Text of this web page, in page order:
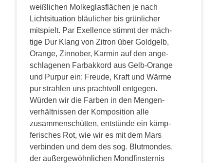
weiß­li­chen Mol­keglas­flä­chen je nach
Licht­si­tua­ti­on bläu­li­cher bis grün­li­cher
mit­spielt. Par Exel­lence stimmt der mäch­
ti­ge Dur Klang von Zitron über Gold­gelb,
Oran­ge, Zin­no­ber, Kar­min auf den ange­
schla­ge­nen Farb­ak­kord aus Gelb-Oran­ge
und Pur­pur ein: Freu­de, Kraft und Wär­me
pur strah­len uns pracht­voll entgegen.
Wür­den wir die Far­ben in den Men­gen­
ver­hält­nis­sen der Kom­po­si­ti­on alle
zusam­men­schüt­ten, ent­stün­de ein kämp­
fe­ri­sches Rot, wie wir es mit dem Mars
ver­bin­den und dem des sog. Blut­mon­des,
der außer­ge­wöhn­li­chen Mond­fins­ter­nis